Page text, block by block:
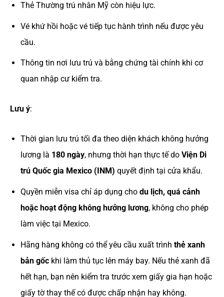
Thẻ Thường trú nhân Mỹ còn hiệu lực.
Vé khứ hồi hoặc vé tiếp tục hành trình nếu được yêu
cầu.
Thông tin nơi lưu trú và bằng chứng tài chính khi cơ
quan nhập cư kiểm tra.
Lưu ý:
Thời gian lưu trú tối đa theo diện khách không hưởng
lương là 180 ngày, nhưng thời hạn thực tế do Viện Di
trú Quốc gia Mexico (INM) quyết định tại cửa khẩu.
Quyền miễn visa chỉ áp dụng cho du lịch, quá cảnh
hoặc hoạt động không hưởng lương, không cho phép
làm việc tại Mexico.
Hãng hàng không có thể yêu cầu xuất trình thẻ xanh
bản gốckhi làm thủ tục lên máy bay. Nếu thẻ xanh đã
hết hạn, bạn nên kiểm tra trước xem giấy gia hạn hoặc
giấy tờ thay thế có được chấp nhận hay không.